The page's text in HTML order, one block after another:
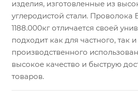
изделия, изготовленные из
углеродистой стали. Проволока
1188.000кг отличается своей
подходит как для частного, так
производственного
высокое качество и быструю
товаров.